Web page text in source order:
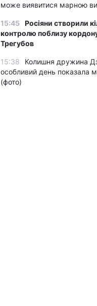
може виявитися марною
15:45 Росіяни створили
контролю поблизу
Трегубов
15:38
Колишня дружина
особливий день показала
(фото)